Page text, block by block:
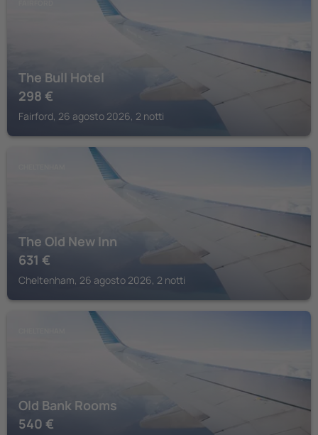
The Bull Hotel
298 €
Fairford, 26 agosto 2026, 2 notti
The Old New Inn
631 €
Cheltenham, 26 agosto 2026, 2 notti
Old Bank Rooms
540 €